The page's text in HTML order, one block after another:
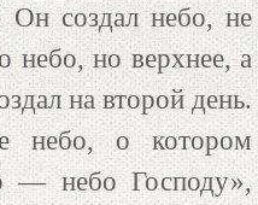
Он создал небо, не
небо, но верхнее, а
на второй день.
небо, о котором
— небо Господу»,